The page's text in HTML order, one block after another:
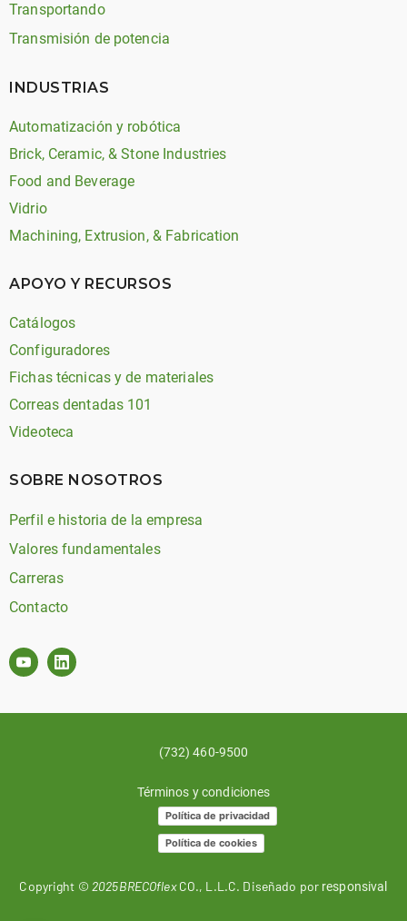
Transportando
Transmisión de potencia
INDUSTRIAS
Automatización y robótica
Brick, Ceramic, & Stone Industries
Food and Beverage
Vidrio
Machining, Extrusion, & Fabrication
APOYO Y RECURSOS
Catálogos
Configuradores
Fichas técnicas y de materiales
Correas dentadas 101
Videoteca
SOBRE NOSOTROS
Perfil e historia de la empresa
Valores fundamentales
Carreras
Contacto
(732) 460-9500
Términos y condiciones
Política de privacidad
Política de cookies
Copyright © 2025BRECOflexCO., L.L.C. Diseñado por responsival